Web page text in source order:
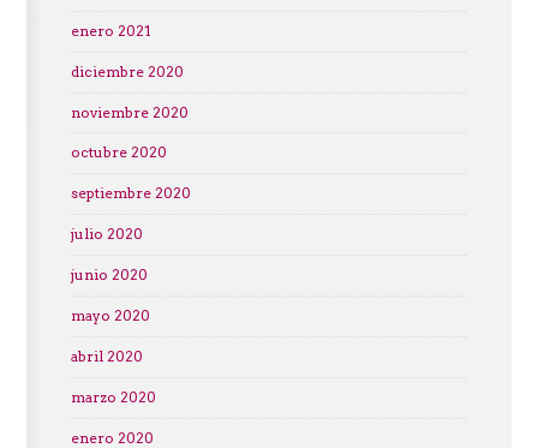
enero 2021
diciembre 2020
noviembre 2020
octubre 2020
septiembre 2020
julio 2020
junio 2020
mayo 2020
abril 2020
marzo 2020
enero 2020